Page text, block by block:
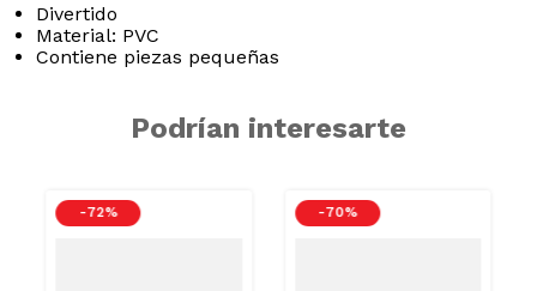
Divertido
Material: PVC
Contiene piezas pequeñas
Podrían interesarte
-72 % -70 %